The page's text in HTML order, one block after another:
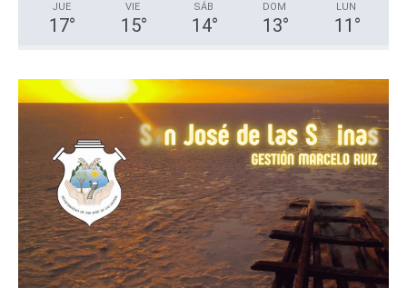
JUE
17°
VIE
15°
SÁB
14°
DOM
13°
LUN
11 °